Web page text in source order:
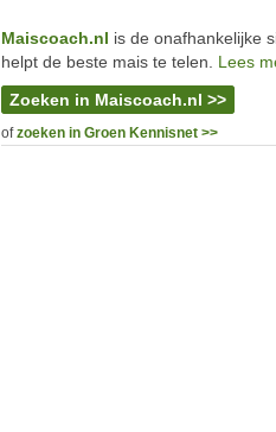
Maiscoach.nl is de onafhankelijke
helpt de beste mais te telen. Lees
Zoeken in Maiscoach.nl >>
ofzoeken in Groen Kennisnet >>